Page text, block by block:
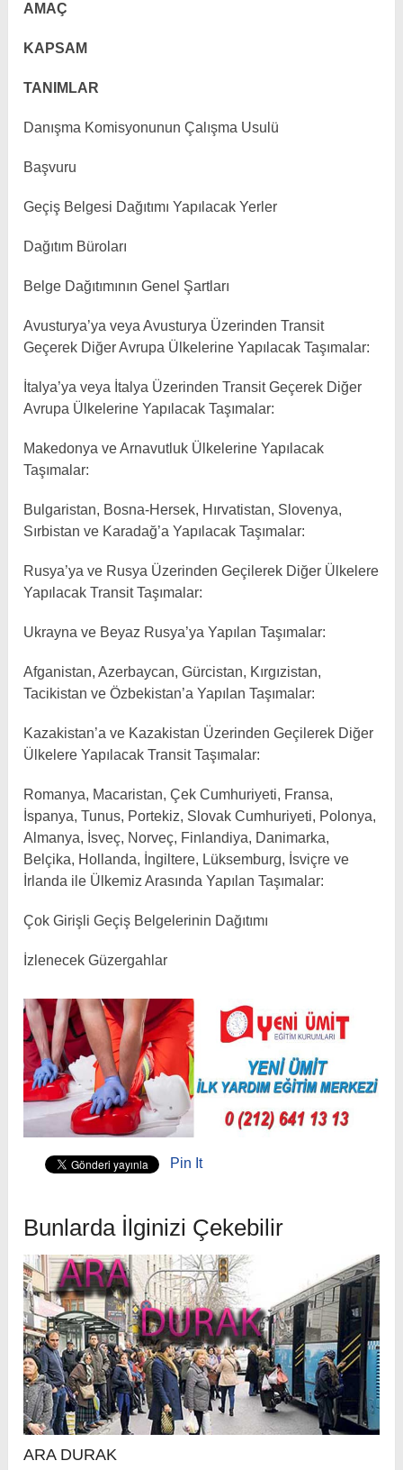
AMAÇ
KAPSAM
TANIMLAR
Danışma Komisyonunun Çalışma Usulü
Başvuru
Geçiş Belgesi Dağıtımı Yapılacak Yerler
Dağıtım Büroları
Belge Dağıtımının Genel Şartları
Avusturya’ya veya Avusturya Üzerinden Transit
Geçerek Diğer Avrupa Ülkelerine Yapılacak Taşımalar:
İtalya’ya veya İtalya Üzerinden Transit Geçerek Diğer
Avrupa Ülkelerine Yapılacak Taşımalar:
Makedonya ve Arnavutluk Ülkelerine Yapılacak
Taşımalar:
Bulgaristan, Bosna-Hersek, Hırvatistan, Slovenya,
Sırbistan ve Karadağ’a Yapılacak Taşımalar:
Rusya’ya ve Rusya Üzerinden Geçilerek Diğer Ülkelere
Yapılacak Transit Taşımalar:
Ukrayna ve Beyaz Rusya’ya Yapılan Taşımalar:
Afganistan, Azerbaycan, Gürcistan, Kırgızistan,
Tacikistan ve Özbekistan’a Yapılan Taşımalar:
Kazakistan’a ve Kazakistan Üzerinden Geçilerek Diğer
Ülkelere Yapılacak Transit Taşımalar:
Romanya, Macaristan, Çek Cumhuriyeti, Fransa,
İspanya, Tunus, Portekiz, Slovak Cumhuriyeti, Polonya,
Almanya, İsveç, Norveç, Finlandiya, Danimarka,
Belçika, Hollanda, İngiltere, Lüksemburg, İsviçre ve
İrlanda ile Ülkemiz Arasında Yapılan Taşımalar:
Çok Girişli Geçiş Belgelerinin Dağıtımı
İzlenecek Güzergahlar
Pin It
Bunlarda İlginizi Çekebilir
ARA DURAK